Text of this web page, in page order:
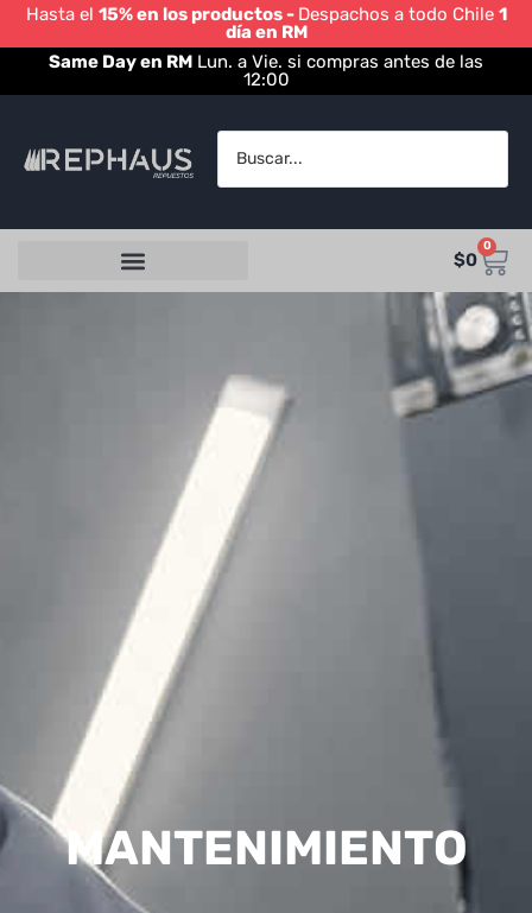
Hasta el 15% en los productos - Despachos a todo Chile 1
día en RM
Same Day en RM Lun. a Vie. si compras antes de las
12:00
$0
0
MANTENIMIENTO